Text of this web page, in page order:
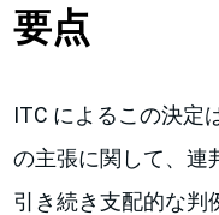
要点
ITC によるこの決定
の主張に関して、連
引き続き支配的な判